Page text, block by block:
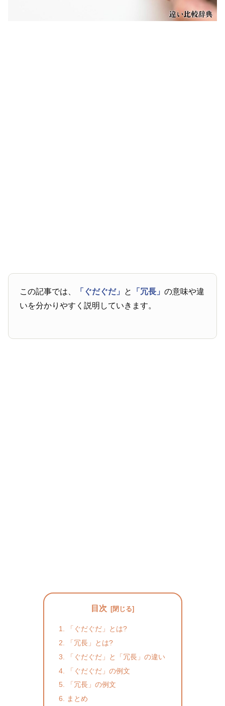
この記事では、 「ぐだぐだ」 と 「冗長」の意味や違
いを分かりやすく説明していきます。
目次
「ぐだぐだ」とは?
「冗長」とは?
「ぐだぐだ」と「冗長」の違い
「ぐだぐだ」の例文
「冗長」の例文
まとめ